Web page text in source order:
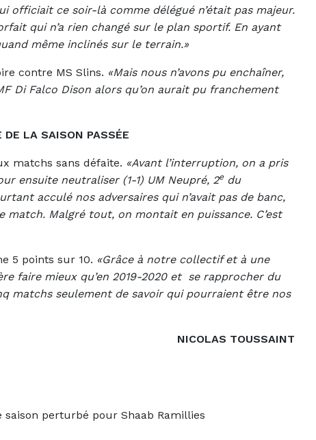
officiait ce soir-là comme délégué n’était pas majeur.
qui n’a rien changé sur le plan sportif. En ayant
même inclinés sur le terrain.»
contre MS Slins. «Mais nous n’avons pu enchaîner,
Di Falco Dison alors qu’on aurait pu franchement
DE LA SAISON PASSÉE
matchs sans défaite. «Avant l’interruption, on a pris
ensuite neutraliser (1-1) UM Neupré, 2edu
acculé nos adversaires qui n’avait pas de banc,
match. Malgré tout, on montait en puissance. C’est
5 points sur 10. «Grâce à notre collectif et à une
faire mieux qu’en 2019-2020 et se rapprocher du
matchs seulement de savoir qui pourraient être nos
NICOLAS TOUSSAINT
saison perturbé pour Shaab Ramillies